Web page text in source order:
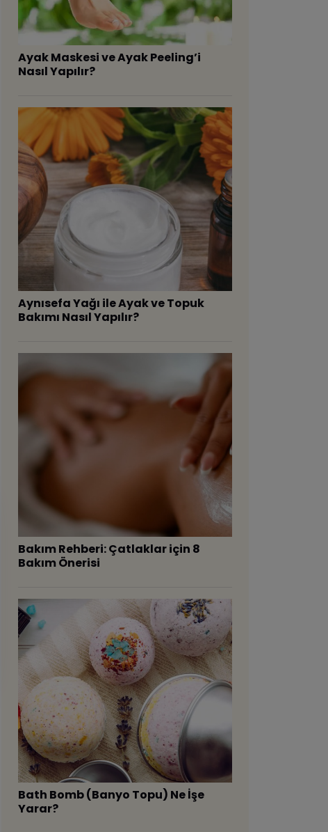
Ayak Maskesi ve Ayak Peeling’i
Nasıl Yapılır?
Aynısefa Yağı ile Ayak ve Topuk
Bakımı Nasıl Yapılır?
Bakım Rehberi: Çatlaklar için 8
Bakım Önerisi
Bath Bomb (Banyo Topu) Ne İşe
Yarar?